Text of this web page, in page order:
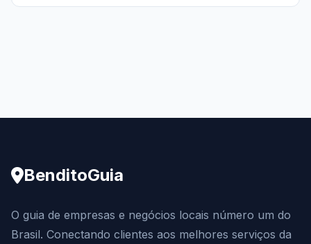
BenditoGuia
O guia de empresas e negócios locais número um do
Brasil. Conectando clientes aos melhores serviços da